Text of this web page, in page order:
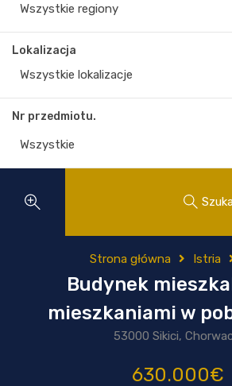
Wszystkie regiony
Lokalizacja
Wszystkie lokalizacje
Nr przedmiotu.
Strona główna Istria
Budynek
mieszkaniami w
53000 Sikici,
630.000€